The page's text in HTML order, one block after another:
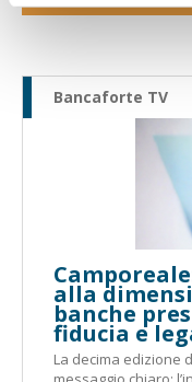
Bancaforte TV
alla
banche
fiducia e
La decima edizione